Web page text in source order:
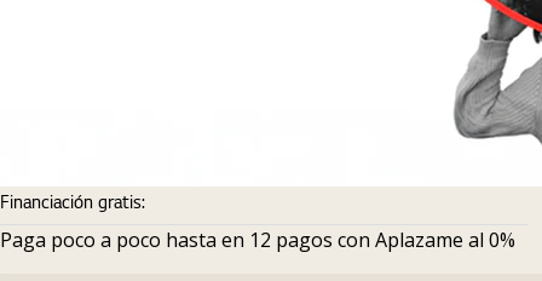
Financiación gratis:
Paga poco a poco hasta en 12 pagos con Aplazame al 0%